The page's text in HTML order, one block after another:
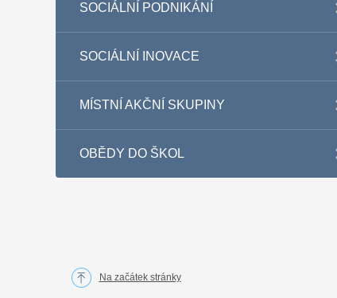
SOCIÁLNÍ PODNIKÁNÍ
SOCIÁLNÍ INOVACE
MÍSTNÍ AKČNÍ SKUPINY
OBĚDY DO ŠKOL
Na začátek stránky